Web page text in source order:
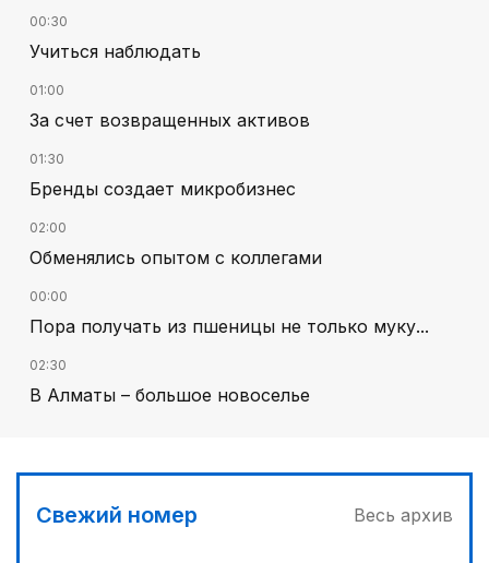
00:30
Учиться наблюдать
01:00
За счет возвращенных активов
01:30
Бренды создает микробизнес
02:00
Обменялись опытом с коллегами
00:00
Пора получать из пшеницы не только муку...
02:30
В Алматы – большое новоселье
Продолжаются инспекционные поездки
Свежий номер Весь архив